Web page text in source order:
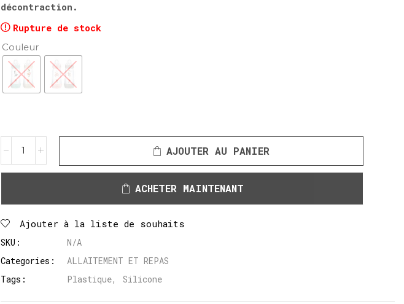
décontraction.
Rupture de stock
Couleur
AJOUTER AU PANIER
ACHETER MAINTENANT
Ajouter à la liste de souhaits
SKU:
N/A
Categories:
ALLAITEMENT ET REPAS
Tags:
Plastique, Silicone